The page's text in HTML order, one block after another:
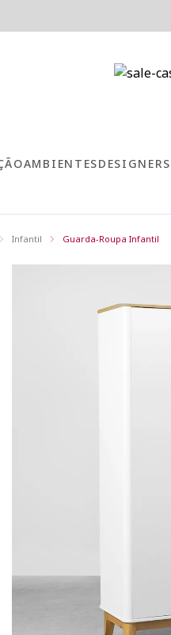
AMBIENTESDESIGNERS
Infantil Guarda-Roupa Infantil